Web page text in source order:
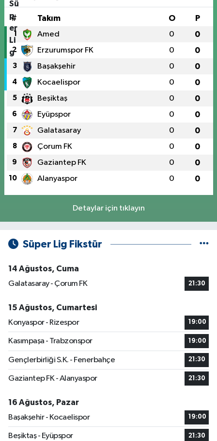
# Takım O P
1 Amed 0 0
2 Erzurumspor FK 0 0
3 Başakşehir 0 0
4 Kocaelispor 0 0
5 Beşiktaş 0 0
6 Eyüpspor 0 0
7 Galatasaray 0 0
8 Çorum FK 0 0
9 Gaziantep FK 0 0
10 Alanyaspor 0 0
Detaylar için tıklayın
Süper Lig Fikstür
14 Ağustos, Cuma
Galatasaray - Çorum FK
21:30
15 Ağustos, Cumartesi
Konyaspor - Rizespor
19:00
Kasımpaşa - Trabzonspor 19:00
Gençlerbirliği S.K. - Fenerbahçe 21:30
Gaziantep FK - Alanyaspor 21:30
16 Ağustos, Pazar
Başakşehir - Kocaelispor
19:00
Beşiktaş - Eyüpspor 21:30